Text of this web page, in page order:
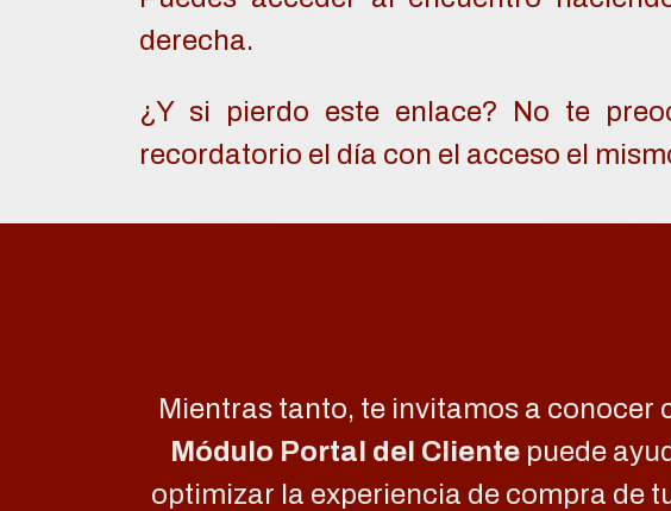
derecha.
¿Y si pierdo este enlace? No te
recordatorio el día con el acceso el
Mientras tanto, te invitamos a conocer
Módulo Portal del Cliente puede
optimizar la experiencia de compra de